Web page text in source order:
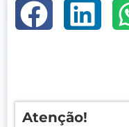
Atenção!